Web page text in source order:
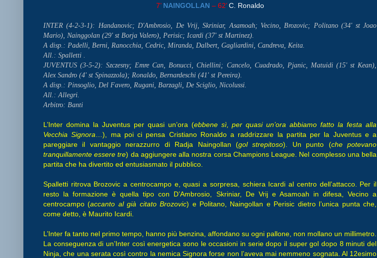
7’ NAINGOLLAN – 62’C. Ronaldo
INTER (4-2-3-1): Handanovic; D'Ambrosio, De Vrij, Skriniar, Asamoah; Vecino, Brozovic; Politano (34' st Joao
Mario), Nainggolan (29' st Borja Valero), Perisic; Icardi (37' st Martinez).
A disp.: Padelli, Berni, Ranocchia, Cedric, Miranda, Dalbert, Gagliardini, Candreva, Keita.
All.: Spalletti .
JUVENTUS (3-5-2): Szczesny; Emre Can, Bonucci, Chiellini; Cancelo, Cuadrado, Pjanic, Matuidi (15' st Kean),
Alex Sandro (4' st Spinazzola); Ronaldo, Bernardeschi (41' st Pereira).
A disp.: Pinsoglio, Del Favero, Rugani, Barzagli, De Sciglio, Nicolussi.
All.: Allegri.
Arbitro: Banti
L’Inter domina la Juventus per quasi un’ora (ebbene sì, per quasi un’ora abbiamo fatto la festa alla
Vecchia Signora …), ma poi ci pensa Cristiano Ronaldo a raddrizzare la partita per la Juventus e a
pareggiare il vantaggio nerazzurro di Radja Naingollan (gol strepitoso). Un punto (che potevano
tranquillamente essere tre) da aggiungere alla nostra corsa Champions League. Nel complesso una bella
partita che ha divertito ed entusiasmato il pubblico.
Spalletti ritrova Brozovic a centrocampo e, quasi a sorpresa, schiera Icardi al centro dell’attacco. Per il
resto la formazione è quella tipo con D’Ambrosio, Skriniar, De Vrij e Asamoah in difesa, Vecino a
centrocampo (accanto al già citato Brozovic) e Politano, Naingollan e Perisic dietro l’unica punta che,
come detto, è Maurito Icardi.
L’Inter fa tanto nel primo tempo, hanno più benzina, affondano su ogni pallone, non mollano un millimetro.
La conseguenza di un’Inter così energetica sono le occasioni in serie dopo il super gol dopo 8 minuti del
Ninja, che una serata così contro la nemica Signora forse non l’aveva mai nemmeno sognata. Al 12esimo